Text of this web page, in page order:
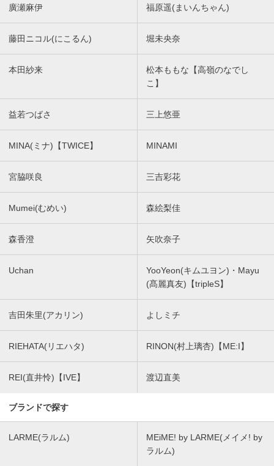
廣瀬麻伊 福原遥(まいんちゃん)
藤田ニコル(にこるん) 堀未央奈
本田紗来
松本ももな【高嶺のなでし
こ】
益若つばさ 三上悠亜
MINA(ミナ)【TWICE】 MINAMI
宮脇咲良 三吉彩花
Mumei(むめい) 森絵梨佳
森香澄 矢吹奈子
Uchan
YooYeon(キムユヨン)・Mayu
(髙麗真友)【tripleS】
吉田朱里(アカリン) よしミチ
RIEHATA(リエハタ) RINON(村上璃杏)【ME:I】
REI(直井怜)【IVE】 渡辺直美
ブランドで探す
LARME(ラルム)
MEiME! by LARME(メイメ! by
ラルム)